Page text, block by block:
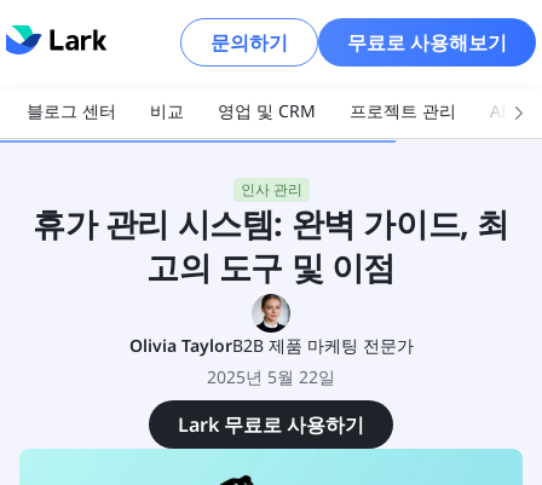
문의하기 무료로 사용해보기
블로그 센터 비교 영업 및 CRM 프로젝트 관리 AI 및
인사 관리
휴가 관리 시스템: 완벽 가이드, 최
고의 도구 및 이점
Olivia TaylorB2B 제품 마케팅 전문가
2025년 5월 22일
Lark 무료로 사용하기